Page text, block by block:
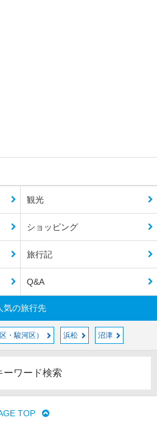
観光
ショッピング
旅行記
Q&A
気の旅行先
・駿河区） 浜松 沼津
ーワード検索
TOP